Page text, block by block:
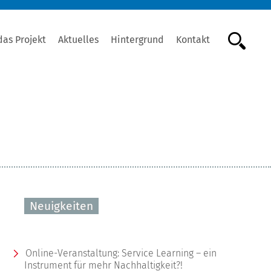
Projekt Aktuelles Hintergrund Kontakt
Neuigkeiten
Online-Veranstaltung: Service Learning – ein
Instrument für mehr Nachhaltigkeit?!